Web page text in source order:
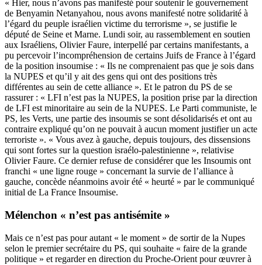
« Hier, nous n’avons pas manifesté pour soutenir le gouvernement
de Benyamin Netanyahou, nous avons manifesté notre solidarité à
l’égard du peuple israélien victime du terrorisme », se justifie le
député de Seine et Marne. Lundi soir, au rassemblement en soutien
aux Israéliens, Olivier Faure, interpellé par certains manifestants, a
pu percevoir l’incompréhension de certains Juifs de France à l’égard
de la position insoumise : « Ils ne comprenaient pas que je sois dans
la NUPES et qu’il y ait des gens qui ont des positions très
différentes au sein de cette alliance ». Et le patron du PS de se
rassurer : « LFI n’est pas la NUPES, la position prise par la direction
de LFI est minoritaire au sein de la NUPES. Le Parti communiste, le
PS, les Verts, une partie des insoumis se sont désolidarisés et ont au
contraire expliqué qu’on ne pouvait à aucun moment justifier un acte
terroriste ». « Vous avez à gauche, depuis toujours, des dissensions
qui sont fortes sur la question israélo-palestinienne », relativise
Olivier Faure. Ce dernier refuse de considérer que les Insoumis ont
franchi « une ligne rouge » concernant la survie de l’alliance à
gauche, concède néanmoins avoir été « heurté » par le communiqué
initial de La France Insoumise.
Mélenchon « n’est pas antisémite »
Mais ce n’est pas pour autant « le moment » de sortir de la Nupes
selon le premier secrétaire du PS, qui souhaite « faire de la grande
politique » et regarder en direction du Proche-Orient pour œuvrer à